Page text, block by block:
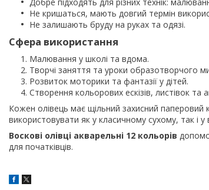
Не кришаться, мають довгий термін
Не залишають бруду на руках та одязі.
Сфера використання
Малювання у школі та вдома.
Творчі заняття та уроки образотворчого
Розвиток моторики та фантазії у дітей.
Створення кольорових ескізів, листівок та
Кожен олівець має щільний захисний паперовий
використовувати як у класичному сухому, так і
Воскові олівці акварельні 12 кольорів
для початківців.